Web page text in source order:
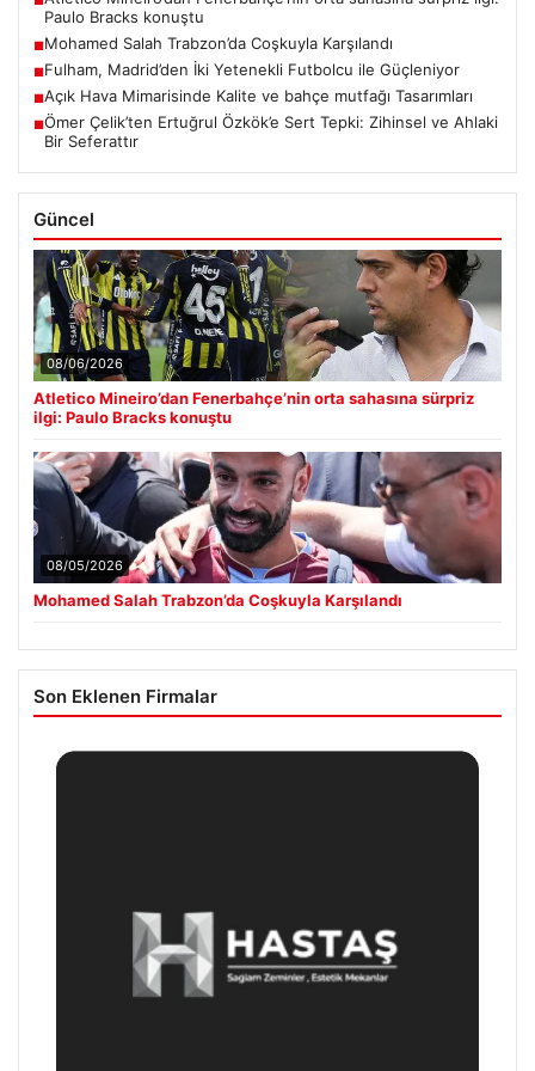
Paulo Bracks konuştu
■Mohamed Salah Trabzon’da Coşkuyla Karşılandı
■Fulham, Madrid’den İki Yetenekli Futbolcu ile Güçleniyor
■Açık Hava Mimarisinde Kalite ve bahçe mutfağı Tasarımları
■Ömer Çelik’ten Ertuğrul Özkök’e Sert Tepki: Zihinsel ve Ahlaki
Bir Seferattır
Güncel
08/06/2026
Atletico Mineiro’dan Fenerbahçe’nin orta sahasına sürpriz
ilgi: Paulo Bracks konuştu
08/05/2026
Mohamed Salah Trabzon’da Coşkuyla Karşılandı
Son Eklenen Firmalar